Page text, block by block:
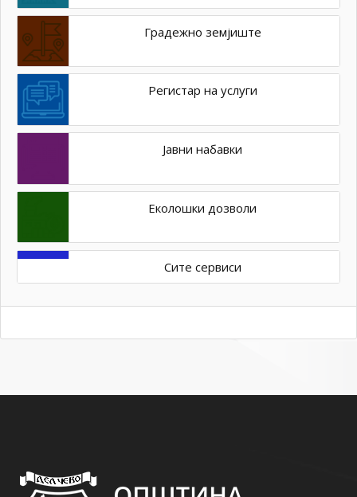
Градежно земјиште
Регистар на услуги
Јавни набавки
Еколошки дозволи
Сите сервиси